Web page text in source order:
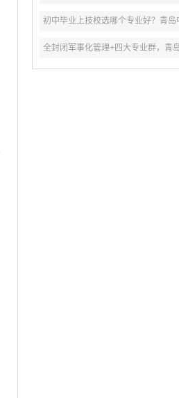
初中毕业上技校选哪个专业好？青
全封闭军事化管理+四大专业群，青